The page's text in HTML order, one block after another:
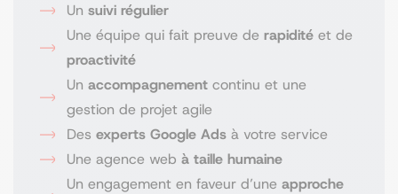
Un suivi régulier
Une équipe qui fait preuve de rapidité et de
proactivité
Un accompagnement continu et une
gestion de projet agile
Des experts Google Ads à votre service
Une agence web à taille humaine
Un engagement en faveur d’une approche